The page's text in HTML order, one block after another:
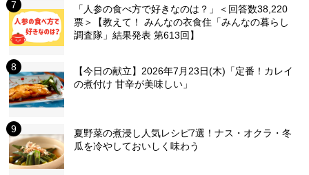
「人参の食べ方で好きなのは？」＜回答数38,220
票＞【教えて！ みんなの衣食住「みんなの暮らし
調査隊」結果発表 第613回】
【今日の献立】2026年7月23日(木)「定番！カレイ
の煮付け 甘辛が美味しい」
夏野菜の煮浸し人気レシピ7選！ナス・オクラ・冬
瓜を冷やしておいしく味わう